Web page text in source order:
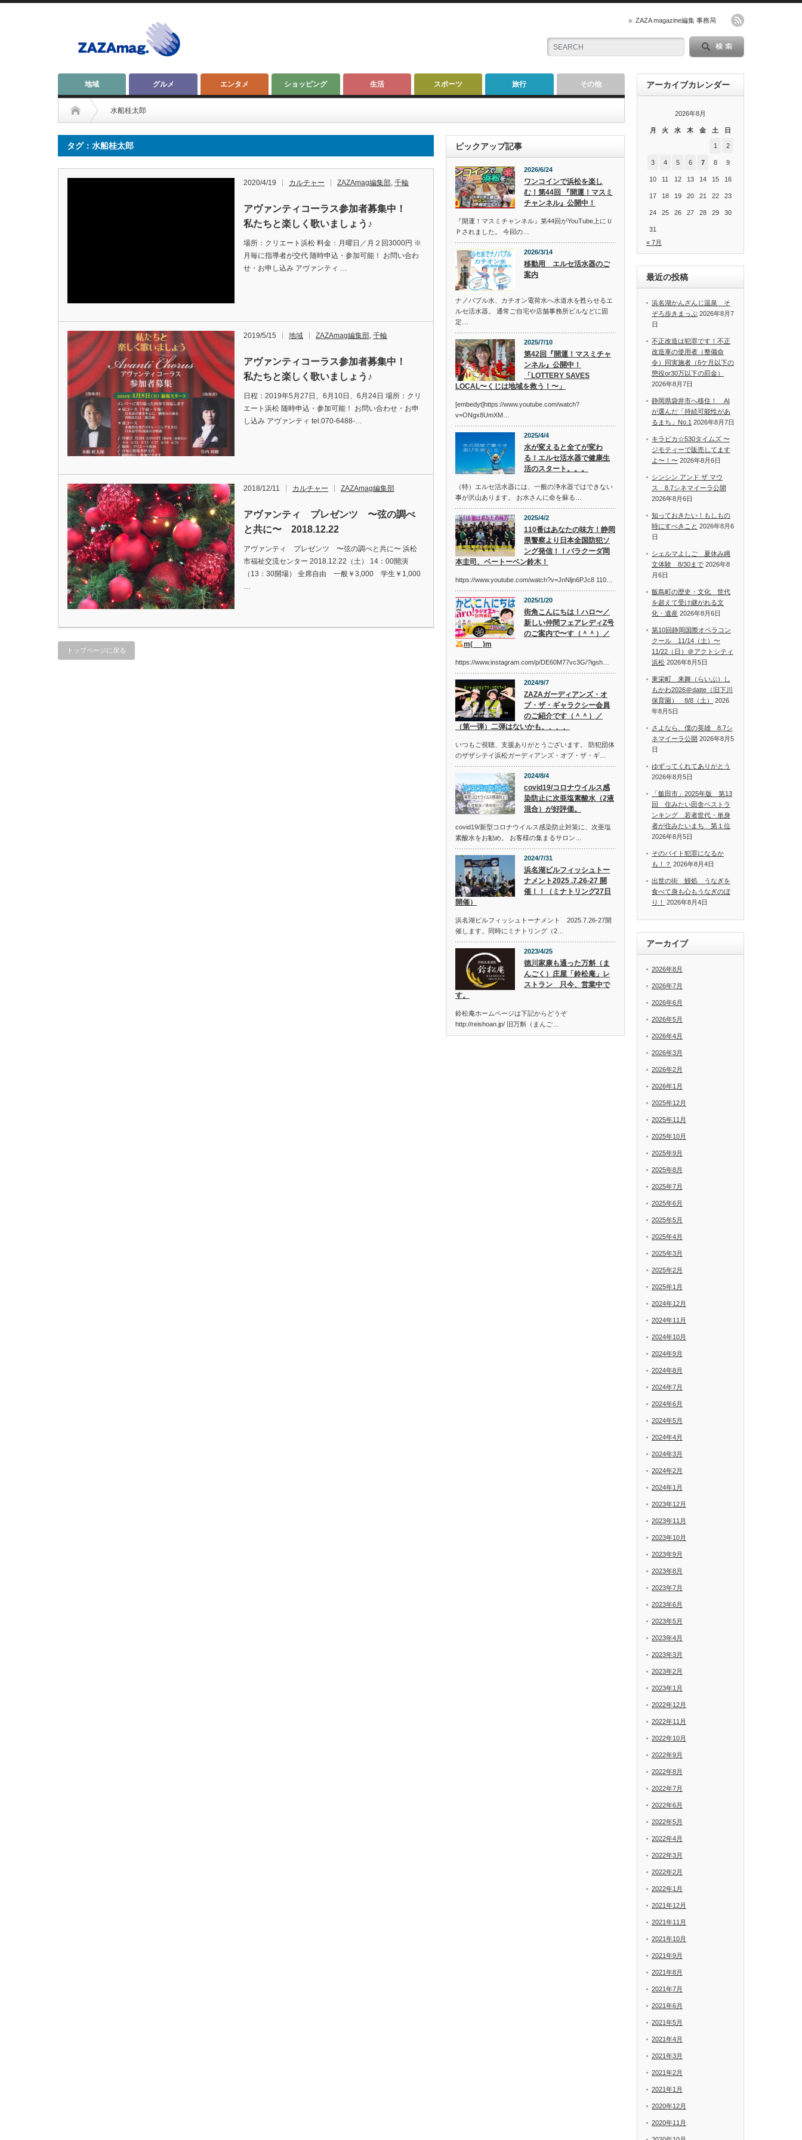
ZAZA magazine編集 事務局
地域 グルメ エンタメ ショッピング 生活 スポーツ 旅行 その他
水船桂太郎
タグ：水船桂太郎
2020/4/19 カルチャー ZAZAmag編集部, 千輪
アヴァンティコーラス参加者募集中！
私たちと楽しく歌いましょう♪
場所：クリエート浜松 料金：月曜日／月２回3000円 ※
月毎に指導者が交代 随時申込・参加可能！ お問い合わ
せ・お申し込み アヴァンティ …
2019/5/15 地域 ZAZAmag編集部, 千輪
アヴァンティコーラス参加者募集中！
私たちと楽しく歌いましょう♪
日程：2019年5月27日、6月10日、6月24日 場所：クリ
エート浜松 随時申込・参加可能！ お問い合わせ・お申
し込み アヴァンティ tel.070-6488-…
2018/12/11 カルチャー ZAZAmag編集部
アヴァンティ プレゼンツ 〜弦の調べ
と共に〜 2018.12.22
アヴァンティ プレゼンツ 〜弦の調べと共に〜 浜松
市福祉交流センター 2018.12.22（土） 14：00開演
（13：30開場） 全席自由 一般￥3,000 学生￥1,000
…
トップページに戻る
ピックアップ記事
2026/6/24
ワンコインで浜松を楽し
む！第44回 『開運！マスミ
チャンネル』公開中！
『開運！マスミチャンネル』第44回がYouTube上にＵ
Ｐされました。 今回の…
2026/3/14
移動用 エルセ活水器のご
案内
ナノバブル水、カチオン電荷水へ水道水を甦らせるエ
ルセ活水器。 通常ご自宅や店舗事務所ビルなどに固
定…
2025/7/10
第42回『開運！マスミチャ
ンネル』公開中！
「LOTTERY SAVES
LOCAL〜くじは地域を救う！〜」
[embedyt]https://www.youtube.com/watch?
v=ONgx8UmXM…
2025/4/4
水が変えると全てが変わ
る！エルセ活水器で健康生
活のスタート。。。
（特）エルセ活水器には、一般の浄水器ではできない
事が沢山あります。 お水さんに命を蘇る…
2025/4/2
110番はあなたの味方！静岡
県警察より日本全国防犯ソ
ング発信！！バラクーダ岡
本圭司、ベートーベン鈴木！
https://www.youtube.com/watch?v=JnNljn6PJc8 110…
2025/1/20
街角こんにちは！ハロ〜／
新しい仲間フェアレディZ号
のご案内で〜す（＾＾）／
m(_ _)m
https://www.instagram.com/p/DE60M77vc3G/?igsh…
2024/9/7
ZAZAガーディアンズ・オ
ブ・ザ・ギャラクシー会員
のご紹介です（＾＾）／
（第一弾）二弾はないかも、、、、
いつもご視聴、支援ありがとうございます。 防犯団体
のザザシテイ浜松ガーディアンズ・オブ・ザ・ギ…
2024/8/4
covid19/コロナウイルス感
染防止に次亜塩素酸水（2液
混合）が好評価。
covid19/新型コロナウイルス感染防止対策に、次亜塩
素酸水をお勧め。 お客様の集まるサロン…
2024/7/31
浜名湖ビルフィッシュトー
ナメント2025 .7.26-27 開
催！！（ミナトリング27日
開催）
浜名湖ビルフィッシュトーナメント 2025.7.26-27開
催します。同時にミナトリング（2…
2023/4/25
徳川家康も通った万斛（ま
んごく）庄屋「鈴松庵」レ
ストラン 只今、営業中で
す。
鈴松庵ホームページは下記からどうぞ
http://reishoan.jp/ 旧万斛（まんご…
アーカイブカレンダー
2026年8月
月 火 水 木 金 土 日
1 2
3 4 5 6 7 8 9
10 11 12 13 14 15 16
17 18 19 20 21 22 23
24 25 26 27 28 29 30
31
« 7月
最近の投稿
浜名湖かんざんじ温泉 そ
ぞろ歩きまっぷ 2026年8月7
日
不正改造は犯罪です！不正
改造車の使用者（整備命
令）同実施者（6ケ月以下の
懲役or30万以下の罰金）
2026年8月7日
静岡県袋井市へ移住！ AI
が選んだ「持続可能性があ
るまち」No.1 2026年8月7日
キラピカ☆530タイムズ 〜
ジモティーで販売してます
よ〜！〜 2026年8月6日
シンシン アンド ザ マウ
ス 8.7シネマイーラ公開
2026年8月6日
知っておきたい！もしもの
時にすべきこと 2026年8月6
日
シェルマよしご 夏休み縄
文体験 8/30まで 2026年8
月6日
飯島町の歴史・文化 世代
を超えて受け継がれる文
化・遺産 2026年8月6日
第10回静岡国際オペラコン
クール 11/14（土）〜
11/22（日）＠アクトシティ
浜松 2026年8月5日
東栄町 来舞（らいぶ）し
もかわ2026＠datte（旧下川
保育園） 8/8（土）
2026
年8月5日
さよなら、僕の英雄 8.7シ
ネマイーラ公開 2026年8月5
日
ゆずってくれてありがとう
2026年8月5日
「飯田市」2025年版 第13
回 住みたい田舎ベストラ
ンキング 若者世代・単身
者が住みたいまち 第１位
2026年8月5日
そのバイト犯罪になるか
も！？ 2026年8月4日
出世の街 鰻処 うなぎを
食べて身も心もうなぎのぼ
り！
2026年8月4日
アーカイブ
2026年8月
2026年7月
2026年6月
2026年5月
2026年4月
2026年3月
2026年2月
2026年1月
2025年12月
2025年11月
2025年10月
2025年9月
2025年8月
2025年7月
2025年6月
2025年5月
2025年4月
2025年3月
2025年2月
2025年1月
2024年12月
2024年11月
2024年10月
2024年9月
2024年8月
2024年7月
2024年6月
2024年5月
2024年4月
2024年3月
2024年2月
2024年1月
2023年12月
2023年11月
2023年10月
2023年9月
2023年8月
2023年7月
2023年6月
2023年5月
2023年4月
2023年3月
2023年2月
2023年1月
2022年12月
2022年11月
2022年10月
2022年9月
2022年8月
2022年7月
2022年6月
2022年5月
2022年4月
2022年3月
2022年2月
2022年1月
2021年12月
2021年11月
2021年10月
2021年9月
2021年8月
2021年7月
2021年6月
2021年5月
2021年4月
2021年3月
2021年2月
2021年1月
2020年12月
2020年11月